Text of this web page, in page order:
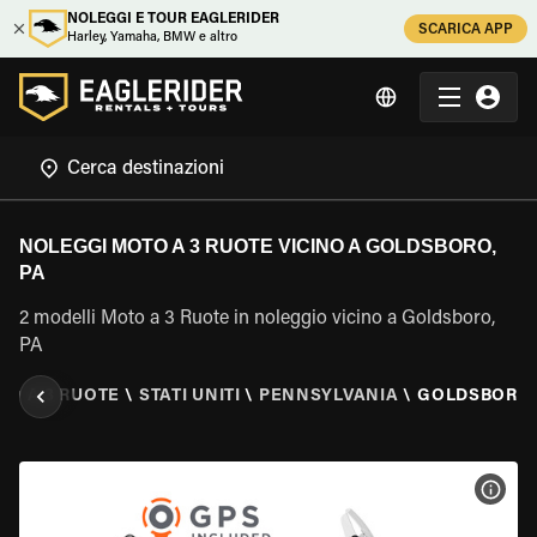
NOLEGGI E TOUR EAGLERIDER
Harley, Yamaha, BMW e altro
SCARICA APP
NOLEGGI MOTO A 3 RUOTE VICINO A GOLDSBORO,
PA
2 modelli Moto a 3 Ruote in noleggio vicino a Goldsboro,
PA
A 3 RUOTE \ STATI UNITI \ PENNSYLVANIA \